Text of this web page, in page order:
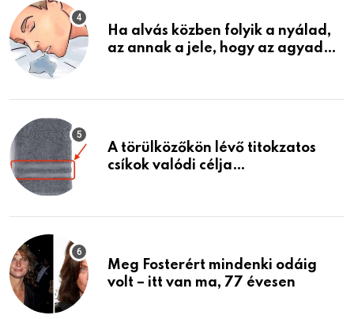
Ha alvás közben folyik a nyálad,
az annak a jele, hogy az agyad…
A törülközőkön lévő titokzatos
csíkok valódi célja…
Meg Fosterért mindenki odáig
volt – itt van ma, 77 évesen